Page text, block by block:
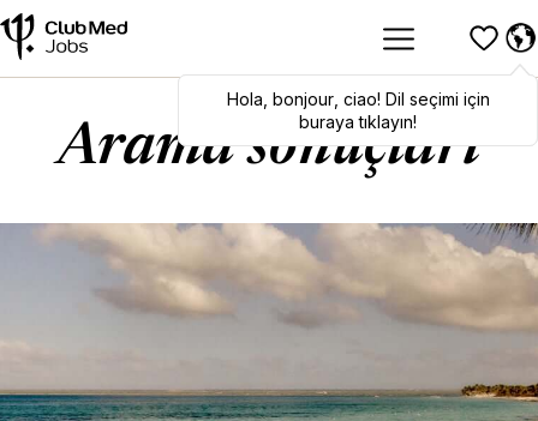
Hola,bonjour,ciao! To switch
languages, click here!
Hola bonjour, ciao! Dil seçimi için
buraya tıklayın!
Arama sonuçları